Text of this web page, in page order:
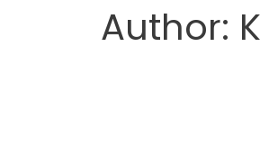
Author: